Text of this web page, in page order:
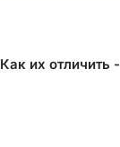
их отличить -